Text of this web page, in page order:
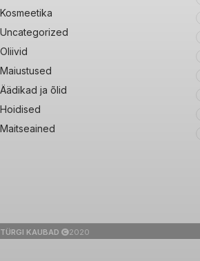
Kosmeetika
Uncategorized
Oliivid
Maiustused
Äädikad ja õlid
Hoidised
Maitseained
TÜRGI KAUBAD 2020